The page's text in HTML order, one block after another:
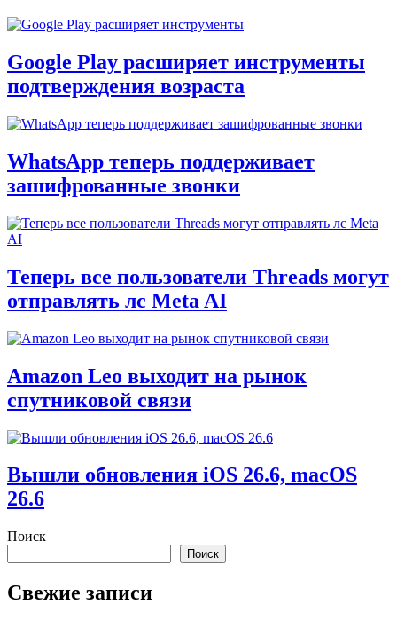
Google Play расширяет инструменты
подтверждения возраста
WhatsApp теперь поддерживает
зашифрованные звонки
Теперь все пользователи Threads могут
отправлять лс Meta AI
Amazon Leo выходит на рынок
спутниковой связи
Вышли обновления iOS 26.6, macOS
26.6
Поиск
Поиск
Свежие записи